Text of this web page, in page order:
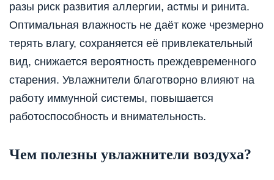
разы риск развития аллергии, астмы и ринита.
Оптимальная влажность не даёт коже чрезмерно
терять влагу, сохраняется её привлекательный
вид, снижается вероятность преждевременного
старения. Увлажнители благотворно влияют на
работу иммунной системы, повышается
работоспособность и внимательность.
Чем полезны увлажнители воздуха?